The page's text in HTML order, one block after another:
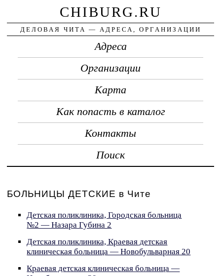
CHIBURG.RU
ДЕЛОВАЯ ЧИТА — АДРЕСА, ОРГАНИЗАЦИИ
Адреса
Организации
Карта
Как попасть в каталог
Контакты
Поиск
БОЛЬНИЦЫ ДЕТСКИЕ в Чите
Детская поликлиника, Городская больница
№2 — Назара Губина 2
Детская поликлиника, Краевая детская
клиническая больница — Новобульварная 20
Краевая детская клиническая больница —